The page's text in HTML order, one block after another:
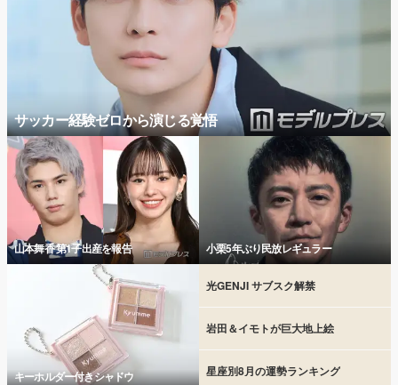
サッカー経験ゼロから演じる覚悟
山本舞香 第1子出産を報告 小栗5年ぶり民放レギュラー
キーホルダー付きシャドウ
光GENJI サブスク解禁
岩田＆イモトが巨大地上絵
星座別8月の運勢ランキング